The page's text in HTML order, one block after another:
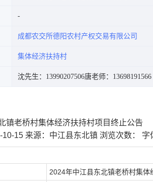
成都农交所德阳农村产权交易有限公司
集体经济扶持村
沈先生：13990207506唐老师：13698191566
镇老桥村集体经济扶持村项目终止公告
10-15 来源：中江县东北镇 浏览次数： 字
2024年中江县东北镇老桥村集体